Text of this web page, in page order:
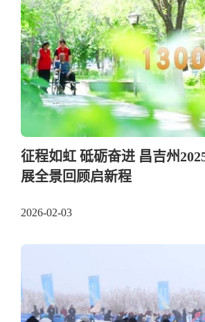
征程如虹 砥砺奋进 昌吉州
展全景回顾启新程
2026-02-03